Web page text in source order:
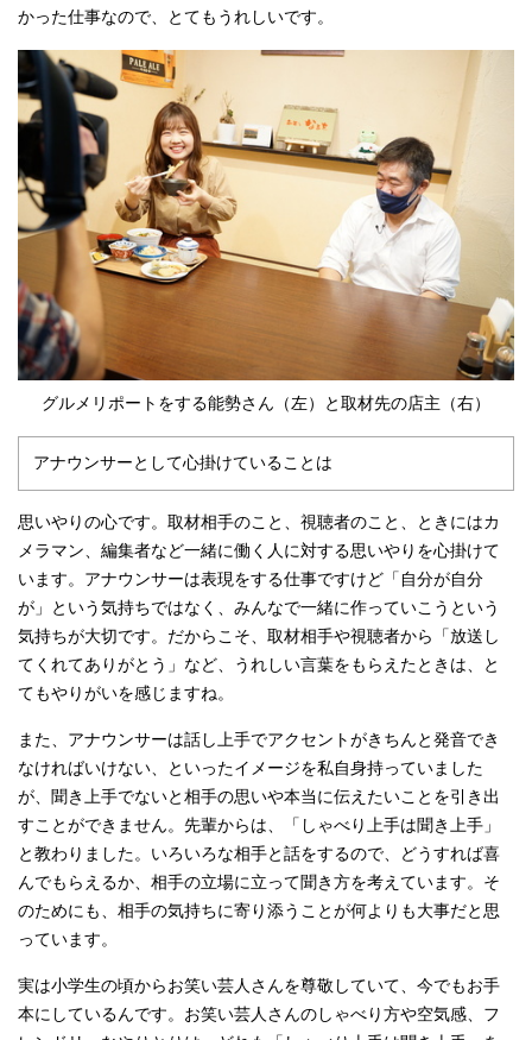
かった仕事なので、とてもうれしいです。
グルメリポートをする能勢さん（左）と取材先の店主（右）
アナウンサーとして心掛けていることは
思いやりの心です。取材相手のこと、視聴者のこと、ときにはカ
メラマン、編集者など一緒に働く人に対する思いやりを心掛けて
います。アナウンサーは表現をする仕事ですけど「自分が自分
が」という気持ちではなく、みんなで一緒に作っていこうという
気持ちが大切です。だからこそ、取材相手や視聴者から「放送し
てくれてありがとう」など、うれしい言葉をもらえたときは、と
てもやりがいを感じますね。
また、アナウンサーは話し上手でアクセントがきちんと発音でき
なければいけない、といったイメージを私自身持っていました
が、聞き上手でないと相手の思いや本当に伝えたいことを引き出
すことができません。先輩からは、「しゃべり上手は聞き上手」
と教わりました。いろいろな相手と話をするので、どうすれば喜
んでもらえるか、相手の立場に立って聞き方を考えています。そ
のためにも、相手の気持ちに寄り添うことが何よりも大事だと思
っています。
実は小学生の頃からお笑い芸人さんを尊敬していて、今でもお手
本にしているんです。お笑い芸人さんのしゃべり方や空気感、フ